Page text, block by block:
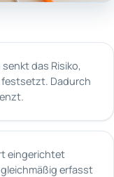
das Risiko,
festsetzt. Dadurch
eingerichtet
erfasst